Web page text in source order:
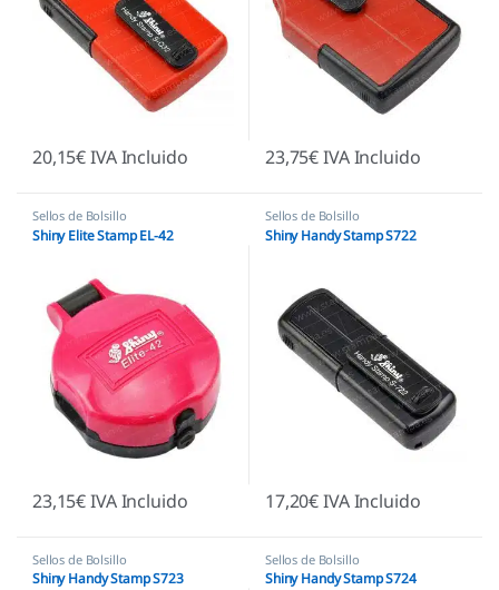
20,15€IVA Incluido 23,75€IVA Incluido
Sellos de Bolsillo
Shiny Elite Stamp EL-42
23,15€IVA Incluido
Sellos de Bolsillo
Shiny Handy Stamp S722
17,20€IVA Incluido
Sellos de Bolsillo
Shiny Handy Stamp S723
Sellos de Bolsillo
Shiny Handy Stamp S724